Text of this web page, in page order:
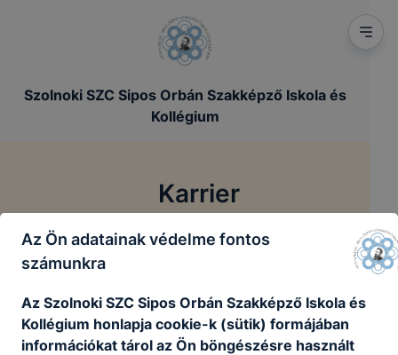
Szolnoki SZC Sipos Orbán Szakképző Iskola és
Kollégium
Karrier
Főoldal / Karrier
Jelenleg nincsenek aktív álláshirdetéseink
Az Ön adatainak védelme fontos
számunkra
Az Szolnoki SZC Sipos Orbán Szakképző Iskola és
Kollégium honlapja cookie-k (sütik) formájában
információkat tárol az Ön böngészésre használt